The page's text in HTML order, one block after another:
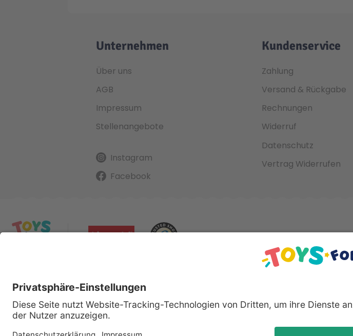
Unternehmen
Über uns
AGB
Impressum
Stellenangebote
Instagram
Facebook
Kundenservice
Zahlung
Versand & Rückgabe
Rechnungen
Widerruf
Datenschutz
Vertrag Widerrufen
Alle genannten Produkte und Logos sind